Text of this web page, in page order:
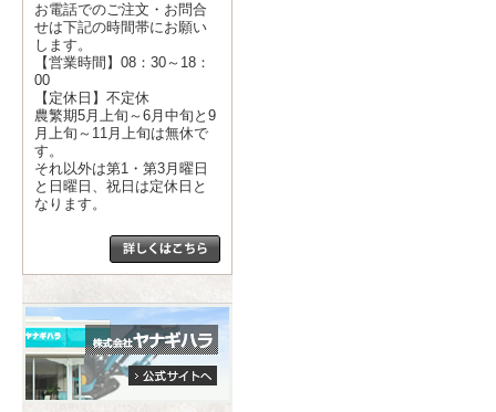
お電話でのご注文・お問合
せは下記の時間帯にお願い
します。
【営業時間】08：30～18：
00
【定休日】不定休
農繁期5月上旬～6月中旬と9
月上旬～11月上旬は無休で
す。
それ以外は第1・第3月曜日
と日曜日、祝日は定休日と
なります。